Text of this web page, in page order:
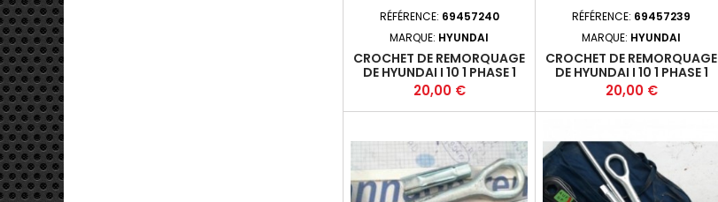
RÉFÉRENCE: 69457240
MARQUE: HYUNDAI
CROCHET DE REMORQUAGE
DE HYUNDAI I 10 1 PHASE 1
Prix
20,00 €
RÉFÉRENCE: 69457239
MARQUE: HYUNDAI
CROCHET DE REMORQUAGE
DE HYUNDAI I 10 1 PHASE 1
Prix
20,00 €